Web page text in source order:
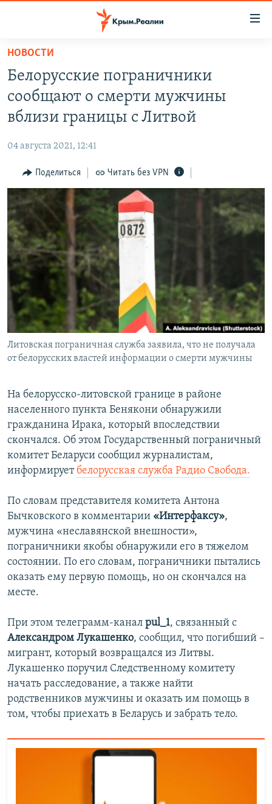
Вернуться
основному
содержанию
Вернутся
главной
навигации
Вернутся
поиску
СПЕЦПРОЕКТЫ
ГРУЗ 200
11 ЛЕТ ОККУПАЦИИ КРЫМА. 11 ИСТОРИЙ СОПРОТИВЛЕНИЯ
ВОДА
ЕЩЕ
ИНТЕРАКТИВ
ИНФОГРАФИКА
ТЕЛЕПРОЕКТ КРЫМ.РЕАЛИИ
СОВЕТЫ ПРАВОЗАЩИТНИКОВ
ПРОПАВШИЕ БЕЗ ВЕСТИ
ПОБЕДИТЕЛЕЙ НЕ СУДЯТ?
КРЫМ.НЕПОКОРЕННЫЙ
ELIFBE
УКРАИНСКАЯ ПРОБЛЕМА КРЫМА
РАДІО СВОБОДА
КАК ОБОЙТИ БЛОКИРОВКУ
Українською
Qırımtatar
ПРИСОЕДИНЯЙТЕСЬ!
Все сайты RFE/RL
НОВОСТИ
Белорусские пограничники
сообщают о смерти мужчины
вблизи границы с Литвой
04 августа 2021, 12:41
Поделиться Читать без VPN
Литовская пограничная служба заявила, что не получала
от белорусских властей информации о смерти мужчины
На белорусско-литовской границе в районе
населенного пункта Бенякони обнаружили
гражданина Ирака, который впоследствии
скончался. Об этом Государственный пограничный
комитет Беларуси сообщил журналистам,
информирует белорусская служба Радио Свобода.
По словам представителя комитета Антона
Бычковского в комментарии «Интерфаксу»,
мужчина «неславянской внешности»,
пограничники якобы обнаружили его в тяжелом
состоянии. По его словам, пограничники пытались
оказать ему первую помощь, но он скончался на
месте.
При этом телеграмм-канал pul_1, связанный с
Александром Лукашенко, сообщил, что погибший –
мигрант, который возвращался из Литвы.
Лукашенко поручил Следственному комитету
начать расследование, а также найти
родственников мужчины и оказать им помощь в
том, чтобы приехать в Беларусь и забрать тело.